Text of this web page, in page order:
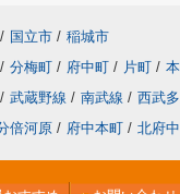
/ 国立市 / 稲城市
/ 分梅町 / 府中町 / 片町 /
/ 武蔵野線 / 南武線 / 西武
倍河原 / 府中本町 / 北府中